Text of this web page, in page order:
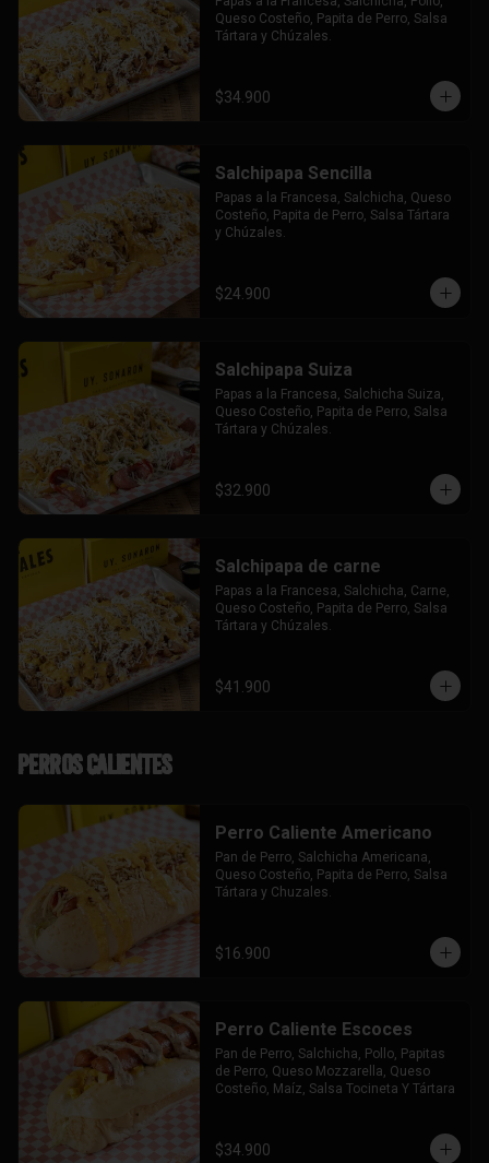
Queso Costeño, Papita de Perro, Salsa
Tártara y Chúzales.
$34.900
Salchipapa Sencilla
Papas a la Francesa, Salchicha, Queso
Costeño, Papita de Perro, Salsa Tártara
y Chúzales.
$24.900
Salchipapa Suiza
Papas a la Francesa, Salchicha Suiza,
Queso Costeño, Papita de Perro, Salsa
Tártara y Chúzales.
$32.900
Salchipapa de carne
Papas a la Francesa, Salchicha, Carne,
Queso Costeño, Papita de Perro, Salsa
Tártara y Chúzales.
$41.900
Perros Calientes
Perro Caliente Americano
Pan de Perro, Salchicha Americana,
Queso Costeño, Papita de Perro, Salsa
Tártara y Chuzales.
$16.900
Perro Caliente Escoces
Pan de Perro, Salchicha, Pollo, Papitas
de Perro, Queso Mozzarella, Queso
Costeño, Maíz, Salsa Tocineta Y Tártara
$34.900